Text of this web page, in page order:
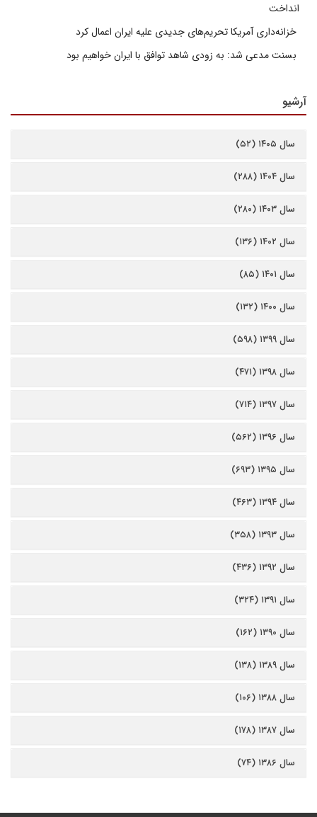
انداخت
خزانه‌داری آمریکا تحریم‌های جدیدی علیه ایران اعمال کرد
بسنت مدعی شد: به زودی شاهد توافق با ایران خواهیم بود
آرشیو
سال ۱۴۰۵ (۵۲)
سال ۱۴۰۴ (۲۸۸)
سال ۱۴۰۳ (۲۸۰)
سال ۱۴۰۲ (۱۳۶)
سال ۱۴۰۱ (۸۵)
سال ۱۴۰۰ (۱۳۲)
سال ۱۳۹۹ (۵۹۸)
سال ۱۳۹۸ (۴۷۱)
سال ۱۳۹۷ (۷۱۴)
سال ۱۳۹۶ (۵۶۲)
سال ۱۳۹۵ (۶۹۳)
سال ۱۳۹۴ (۴۶۳)
سال ۱۳۹۳ (۳۵۸)
سال ۱۳۹۲ (۴۳۶)
سال ۱۳۹۱ (۳۲۴)
سال ۱۳۹۰ (۱۶۲)
سال ۱۳۸۹ (۱۳۸)
سال ۱۳۸۸ (۱۰۶)
سال ۱۳۸۷ (۱۷۸)
سال ۱۳۸۶ (۷۴)